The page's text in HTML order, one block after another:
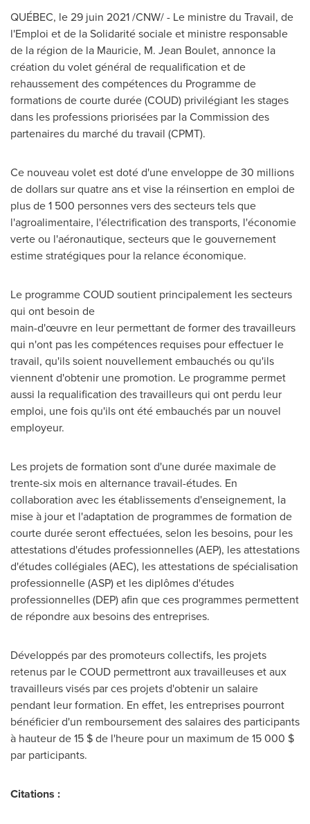
QUÉBEC, le 29 juin 2021 /CNW/ - Le ministre du Travail, de
l'Emploi et de la Solidarité sociale et ministre responsable
de la région de la Mauricie, M. Jean Boulet, annonce la
création du volet général de requalification et de
rehaussement des compétences du Programme de
formations de courte durée (COUD) privilégiant les stages
dans les professions priorisées par la Commission des
partenaires du marché du travail (CPMT).
Ce nouveau volet est doté d'une enveloppe de 30 millions
de dollars sur quatre ans et vise la réinsertion en emploi de
plus de 1 500 personnes vers des secteurs tels que
l'agroalimentaire, l'électrification des transports, l'économie
verte ou l'aéronautique, secteurs que le gouvernement
estime stratégiques pour la relance économique.
Le programme COUD soutient principalement les secteurs
qui ont besoin de
main-d'œuvre en leur permettant de former des travailleurs
qui n'ont pas les compétences requises pour effectuer le
travail, qu'ils soient nouvellement embauchés ou qu'ils
viennent d'obtenir une promotion. Le programme permet
aussi la requalification des travailleurs qui ont perdu leur
emploi, une fois qu'ils ont été embauchés par un nouvel
employeur.
Les projets de formation sont d'une durée maximale de
trente-six mois en alternance travail-études. En
collaboration avec les établissements d'enseignement, la
mise à jour et l'adaptation de programmes de formation de
courte durée seront effectuées, selon les besoins, pour les
attestations d'études professionnelles (AEP), les attestations
d'études collégiales (AEC), les attestations de spécialisation
professionnelle (ASP) et les diplômes d'études
professionnelles (DEP) afin que ces programmes permettent
de répondre aux besoins des entreprises.
Développés par des promoteurs collectifs, les projets
retenus par le COUD permettront aux travailleuses et aux
travailleurs visés par ces projets d'obtenir un salaire
pendant leur formation. En effet, les entreprises pourront
bénéficier d'un remboursement des salaires des participants
à hauteur de 15 $ de l'heure pour un maximum de 15 000 $
par participants.
Citations :